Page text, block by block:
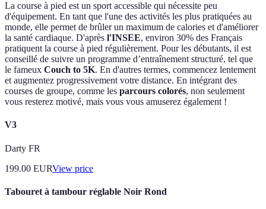
La course à pied est un sport accessible qui nécessite peu
d'équipement. En tant que l'une des activités les plus pratiquées au
monde, elle permet de brûler un maximum de calories et d'améliorer
la santé cardiaque. D'après l'INSEE, environ 30% des Français
pratiquent la course à pied régulièrement. Pour les débutants, il est
conseillé de suivre un programme d’entraînement structuré, tel que
le fameux Couch to 5K. En d'autres termes, commencez lentement
et augmentez progressivement votre distance. En intégrant des
courses de groupe, comme les parcours colorés, non seulement
vous resterez motivé, mais vous vous amuserez également !
V3
Darty FR
199.00 EURView price
Tabouret à tambour réglable Noir Rond